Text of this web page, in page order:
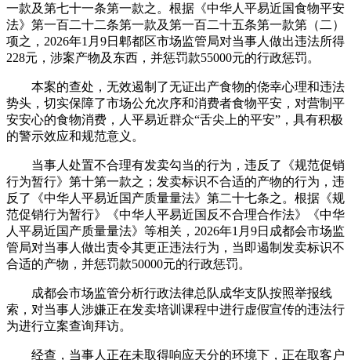
一款及第七十一条第一款之。根据《中华人平易近国食物平安
法》第一百二十二条第一款及第一百二十五条第一款第（二）
项之，2026年1月9日郫都区市场监管局对当事人做出违法所得
228元，涉案产物及东西，并惩罚款55000元的行政惩罚。
本案的查处，无效遏制了无证出产食物的侥幸心理和违法
势头，切实保障了市场公允次序和消费者食物平安，对营制平
安安心的食物消费，人平易近群众“舌尖上的平安”，具有积极
的警示效应和规范意义。
当事人处置不合理有发卖勾当的行为，违反了《规范促销
行为暂行》第十第一款之；发卖标识不合适的产物的行为，违
反了《中华人平易近国产质量量法》第二十七条之。根据《规
范促销行为暂行》《中华人平易近国反不合理合作法》《中华
人平易近国产质量量法》等相关，2026年1月9日成都会市场监
管局对当事人做出责令其更正违法行为，当即遏制发卖标识不
合适的产物，并惩罚款50000元的行政惩罚。
成都会市场监管分析行政法律总队成华支队按照举报线
索，对当事人涉嫌正在发卖培训课程中进行虚假宣传的违法行
为进行立案查询拜访。
经查，当事人正在未取得响应天分的环境下，正在取客户